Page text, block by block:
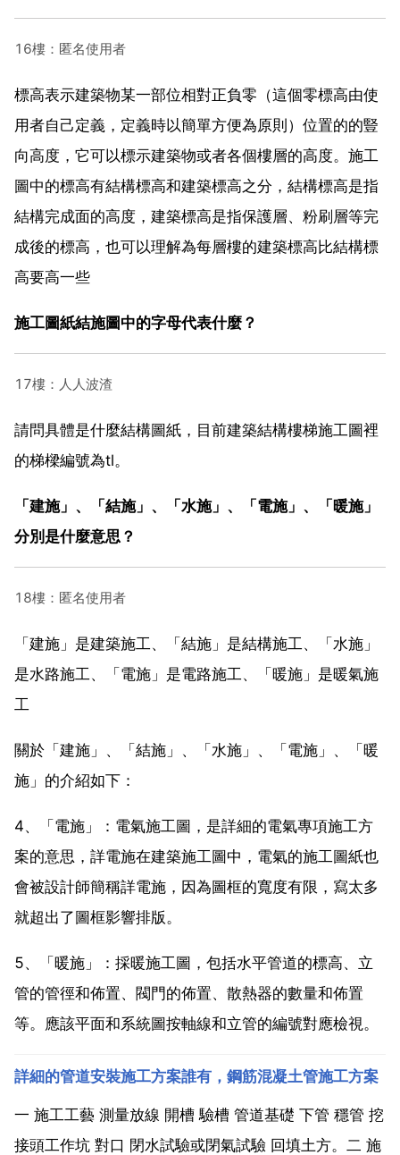
16樓：匿名使用者
標高表示建築物某一部位相對正負零（這個零標高由使
用者自己定義，定義時以簡單方便為原則）位置的的豎
向高度，它可以標示建築物或者各個樓層的高度。施工
圖中的標高有結構標高和建築標高之分，結構標高是指
結構完成面的高度，建築標高是指保護層、粉刷層等完
成後的標高，也可以理解為每層樓的建築標高比結構標
高要高一些
施工圖紙結施圖中的字母代表什麼？
17樓：人人波渣
請問具體是什麼結構圖紙，目前建築結構樓梯施工圖裡
的梯樑編號為tl。
「建施」、「結施」、「水施」、「電施」、「暖施」
分別是什麼意思？
18樓：匿名使用者
「建施」是建築施工、「結施」是結構施工、「水施」
是水路施工、「電施」是電路施工、「暖施」是暖氣施
工
關於「建施」、「結施」、「水施」、「電施」、「暖
施」的介紹如下：
4、「電施」：電氣施工圖，是詳細的電氣專項施工方
案的意思，詳電施在建築施工圖中，電氣的施工圖紙也
會被設計師簡稱詳電施，因為圖框的寬度有限，寫太多
就超出了圖框影響排版。
5、「暖施」：採暖施工圖，包括水平管道的標高、立
管的管徑和佈置、閥門的佈置、散熱器的數量和佈置
等。應該平面和系統圖按軸線和立管的編號對應檢視。
詳細的管道安裝施工方案誰有，鋼筋混凝土管施工方案
一 施工工藝 測量放線 開槽 驗槽 管道基礎 下管 穩管 挖
接頭工作坑 對口 閉水試驗或閉氣試驗 回填土方。二 施